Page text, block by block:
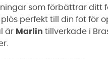
som förbättrar ditt
perfekt till din fot för
är Marlin tillverkade i